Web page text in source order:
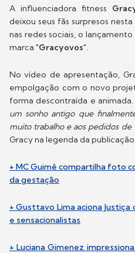
A influenciadora fitness
deixou seus fãs surpresos
nas redes sociais, o
marca "Gracyovos".
No vídeo de apresentação,
empolgação com o novo
forma descontraída e animada.
um sonho antigo que
muito trabalho e aos pedidos de
Gracy na legenda da
+ MC Guimê compartilha foto
da gestação
+ Gusttavo Lima aciona
e sensacionalistas
+ Luciana Gimenez